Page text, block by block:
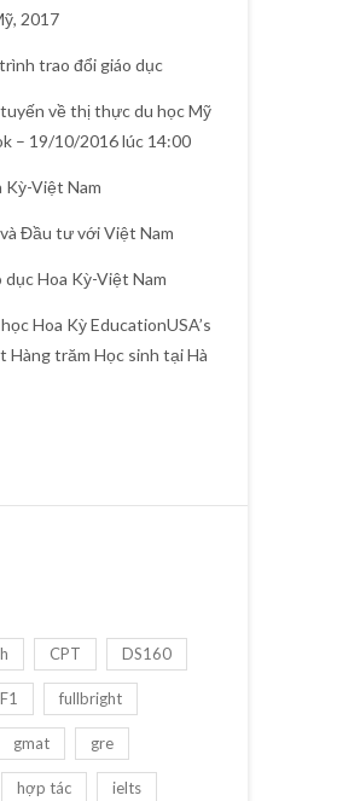
2017
trao đổi giáo dục
về thị thực du học Mỹ
– 19/10/2016 lúc 14:00
Kỳ-Việt Nam
Đầu tư với Việt Nam
Hoa Kỳ-Việt Nam
Hoa Kỳ EducationUSA’s
Hàng trăm Học sinh tại Hà
CPT DS160
F1 fullbright
gmat gre
hợp tác ielts